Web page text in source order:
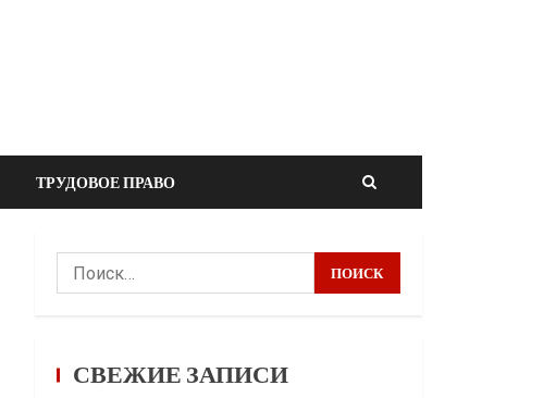
ТРУДОВОЕ ПРАВО
Найти:
СВЕЖИЕ ЗАПИСИ